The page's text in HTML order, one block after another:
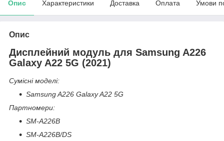
Опис Характеристики Доставка Оплата Умови
Опис
Дисплейний модуль для Samsung A226
Galaxy A22 5G (2021)
Сумісні моделі:
Samsung A226 Galaxy A22 5G
Партномери:
SM-A226B
SM-A226B/DS